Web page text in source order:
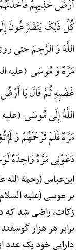
أَرْضُ خُذِیهِمْ
کُلِّ ذَلِکَ یَتَضَرَّعُونَ
اللَّهَ وَ الرَّحِمَ حتی
مَرَّهًًْ وَ مُوسَی (علیه
غَضَبِهِ ثُمَّ قَالَ یَا
اللَّهُ إِلَی مُوسَی
مَرَّهًًْ فَلَمْ تَرْحَمْهُمْ وَ
دَعَوْنِی مَرَّهًًْ وَاحِدَهًًْ
ابن‌عباس (رحمة الله
بر موسی (علیه
زکات، راضی شد که
برابر هر هزار
دارایی خود یک عدد